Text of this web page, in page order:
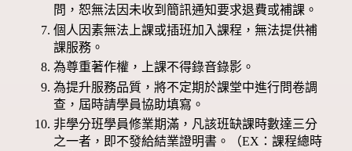
問，恕無法因未收到簡訊通知要求退費或補課。
個人因素無法上課或插班加入課程，無法提供補
課服務。
為尊重著作權，上課不得錄音錄影。
為提升服務品質，將不定期於課堂中進行問卷調
查，屆時請學員協助填寫。
非學分班學員修業期滿，凡該班缺課時數達三分
之一者，即不發給結業證明書。（EX：課程總時